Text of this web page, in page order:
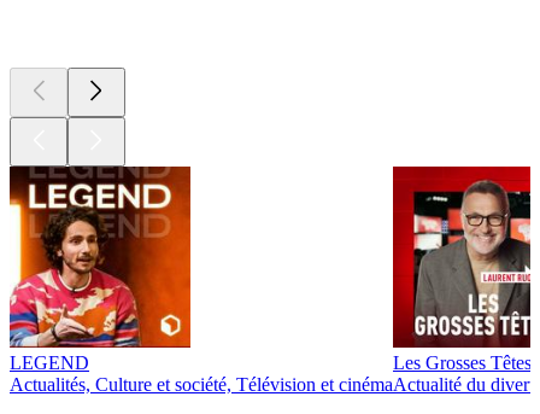
LEGEND
Actualités, Culture et société, Télévision et cinéma
Les Grosses Têtes
Actualité du